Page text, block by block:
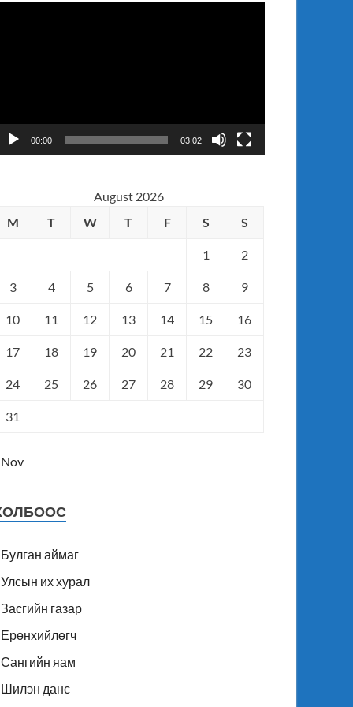
00:00 03:02
August 2026
M
T W T F S S
1 2
3 4 5 6 7 8 9
10 11 12 13 14 15 16
17 18 19 20 21 22 23
24 25 26 27 28 29 30
31
Nov
Булган аймаг
Улсын их хурал
Засгийн газар
Ерөнхийлөгч
Сангийн яам
Шилэн данс